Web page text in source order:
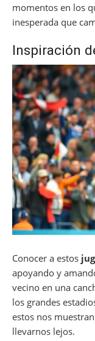
momentos en los
inesperada que
Inspiración
Conocer a estos
apoyando y
vecino en una
los grandes
estos nos
llevarnos lejos.